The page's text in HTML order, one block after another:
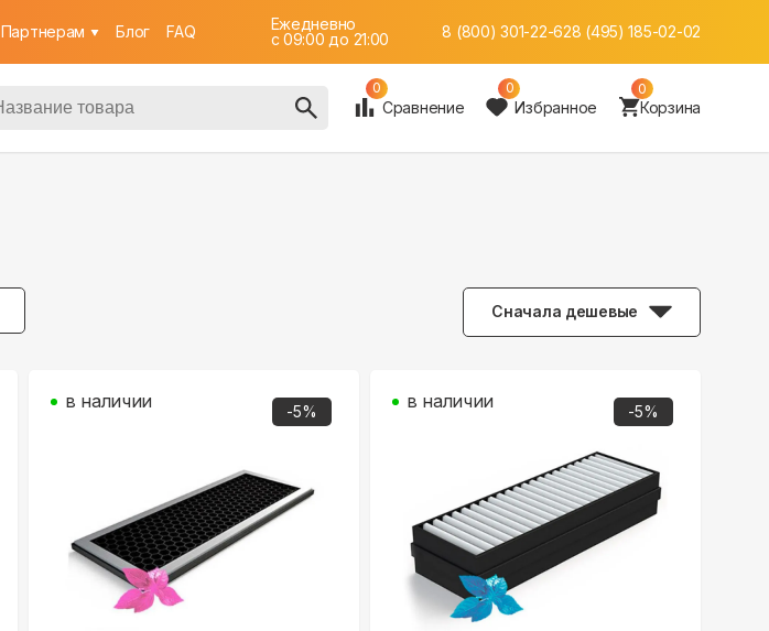
Партнерам Блог FAQ
Ежедневно
c 09:00 до 21:00
8 (800) 301-22-628 (495) 185-02-02
0
Сравнение
0
Избранное
0
Корзина
Сначала дешевые
-5%
в наличии -5%
в наличии